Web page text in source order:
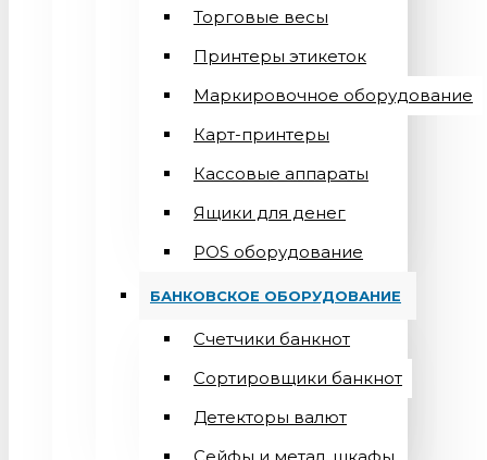
Торговые весы
Принтеры этикеток
Маркировочное оборудование
Карт-принтеры
Кассовые аппараты
Ящики для денег
POS оборудование
БАНКОВСКОЕ ОБОРУДОВАНИЕ
Счетчики банкнот
Сортировщики банкнот
Детекторы валют